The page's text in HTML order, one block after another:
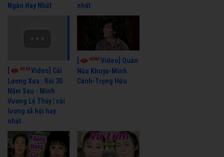
Ngân Hay Nhất
nhất
6324Video] Cải
Lương Xưa : Rồi 30
Năm Sau - Minh
Vương Lệ Thủy | cải
lương xã hội hay
nhất
6040Video] Quán
Nửa Khuya-Minh
Cảnh-Trọng Hữu